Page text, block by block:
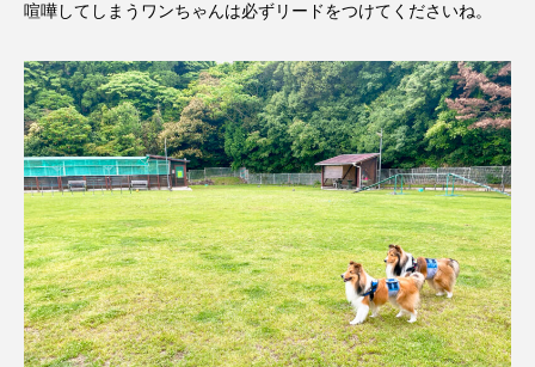
喧嘩してしまうワンちゃんは必ずリードをつけてくださいね。